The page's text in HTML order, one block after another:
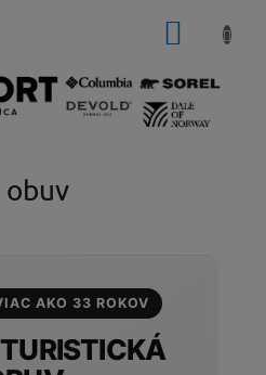
obuv
AKO 33 ROKOV